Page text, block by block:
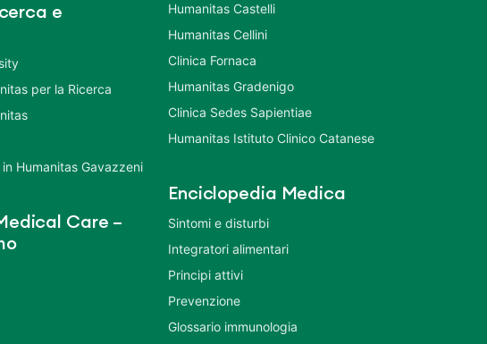
e
per la Ricerca
Humanitas Gavazzeni
Care –
Humanitas Castelli
Humanitas Cellini
Clinica Fornaca
Humanitas Gradenigo
Clinica Sedes Sapientiae
Humanitas Istituto Clinico Catanese
Enciclopedia Medica
Sintomi e disturbi
Integratori alimentari
Principi attivi
Prevenzione
Glossario immunologia